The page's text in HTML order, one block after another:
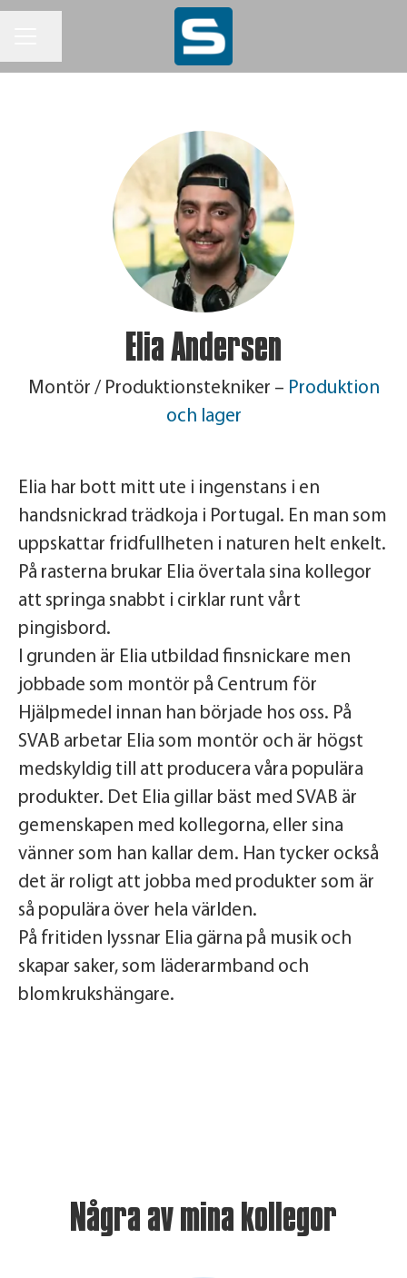
Elia Andersen
Montör / Produktionstekniker – Produktion
och lager
Elia har bott mitt ute i ingenstans i en
handsnickrad trädkoja i Portugal. En man som
uppskattar fridfullheten i naturen helt enkelt.
På rasterna brukar Elia övertala sina kollegor
att springa snabbt i cirklar runt vårt
pingisbord.
I grunden är Elia utbildad finsnickare men
jobbade som montör på Centrum för
Hjälpmedel innan han började hos oss. På
SVAB arbetar Elia som montör och är högst
medskyldig till att producera våra populära
produkter. Det Elia gillar bäst med SVAB är
gemenskapen med kollegorna, eller sina
vänner som han kallar dem. Han tycker också
det är roligt att jobba med produkter som är
så populära över hela världen.
På fritiden lyssnar Elia gärna på musik och
skapar saker, som läderarmband och
blomkrukshängare.
Några av mina kollegor